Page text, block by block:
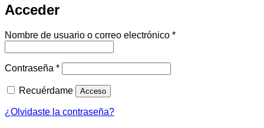
Acceder
Nombre de usuario o correo electrónico *Obligatorio
Contraseña *Obligatorio
Recuérdame Acceso
¿Olvidaste la contraseña?